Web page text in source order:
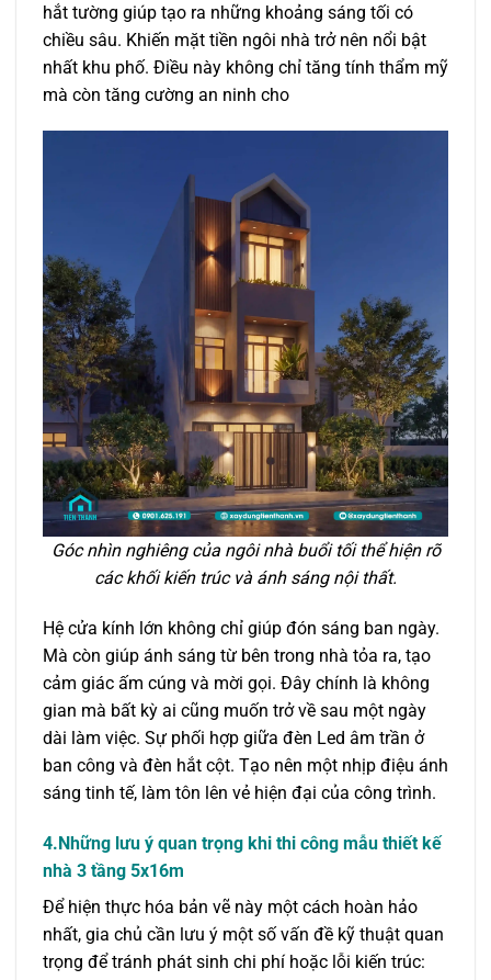
hắt tường giúp tạo ra những khoảng sáng tối có
chiều sâu. Khiến mặt tiền ngôi nhà trở nên nổi bật
nhất khu phố. Điều này không chỉ tăng tính thẩm mỹ
mà còn tăng cường an ninh cho
Góc nhìn nghiêng của ngôi nhà buổi tối thể hiện rõ
các khối kiến trúc và ánh sáng nội thất.
Hệ cửa kính lớn không chỉ giúp đón sáng ban ngày.
Mà còn giúp ánh sáng từ bên trong nhà tỏa ra, tạo
cảm giác ấm cúng và mời gọi. Đây chính là không
gian mà bất kỳ ai cũng muốn trở về sau một ngày
dài làm việc. Sự phối hợp giữa đèn Led âm trần ở
ban công và đèn hắt cột. Tạo nên một nhịp điệu ánh
sáng tinh tế, làm tôn lên vẻ hiện đại của công trình.
4.Những lưu ý quan trọng khi thi công mẫu thiết kế
nhà 3 tầng 5x16m
Để hiện thực hóa bản vẽ này một cách hoàn hảo
nhất, gia chủ cần lưu ý một số vấn đề kỹ thuật quan
trọng để tránh phát sinh chi phí hoặc lỗi kiến trúc: